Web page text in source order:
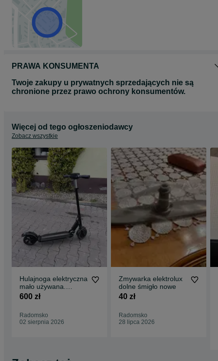
PRAWA KONSUMENTA
Twoje zakupy u prywatnych sprzedających nie są
chronione przez prawo ochrony konsumentów.
Więcej od tego ogłoszeniodawcy
Zobacz wszystkie
Hulajnoga elektryczna
mało używana.
Oryginalnym karton ,
600 zł
Radomsko
02 sierpnia 2026
Zmywarka elektrolux
dolne śmigło nowe
40 zł
Radomsko
28 lipca 2026